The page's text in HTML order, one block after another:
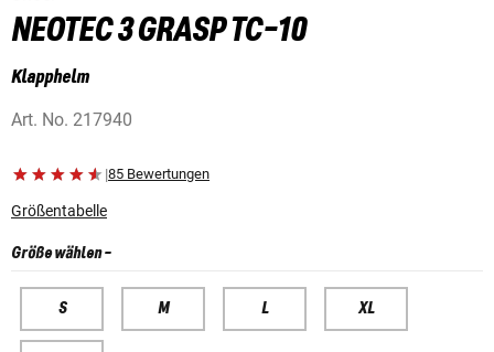
NEOTEC 3 GRASP TC-10
Klapphelm
Art. No. 217940
|85 Bewertungen
Größentabelle
Größe wählen-
S M L XL